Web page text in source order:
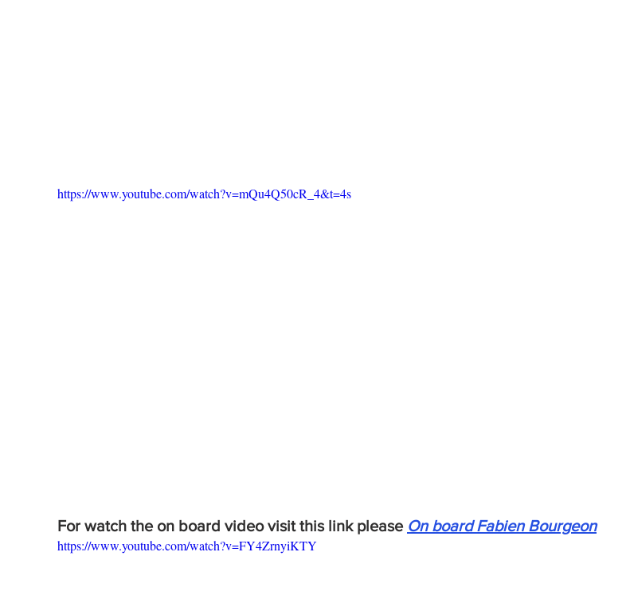
https://www.youtube.com/watch?v=mQu4Q50cR_4&t=4s
For watch the on board video visit this link please On board Fabien Bourgeon
https://www.youtube.com/watch?v=FY4ZrnyiKTY